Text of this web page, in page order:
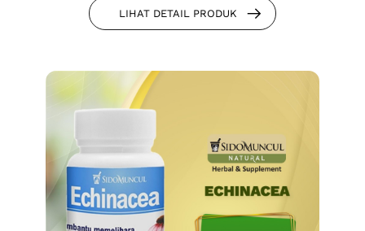
LIHAT DETAIL PRODUK